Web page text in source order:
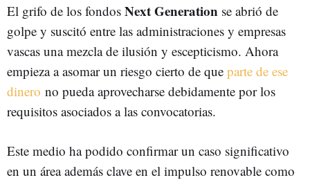
El grifo de los fondos Next Generation se abrió de
golpe y suscitó entre las administraciones y empresas
vascas una mezcla de ilusión y escepticismo. Ahora
empieza a asomar un riesgo cierto de que parte de ese
dinero no pueda aprovecharse debidamente por los
requisitos asociados a las convocatorias.
Este medio ha podido confirmar un caso significativo
en un área además clave en el impulso renovable como